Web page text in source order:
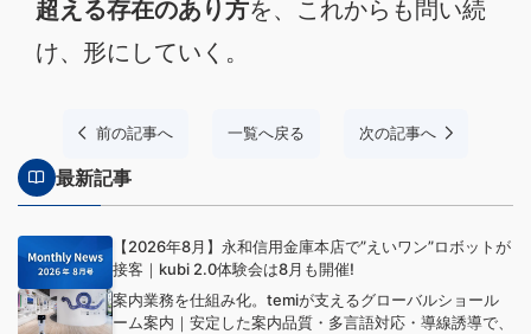
超える存在のあり方を、これからも問い続
け、形にしていく。
前の記事へ 一覧へ戻る 次の記事へ
最新記事
【2026年8月】永和信用金庫本店で”えいワン”ロボットが
接客｜kubi 2.0体験会は8月も開催!
案内業務を仕組み化。temiが支えるグローバルショール
ーム案内｜安定した案内品質・多言語対応・導線誘導で、